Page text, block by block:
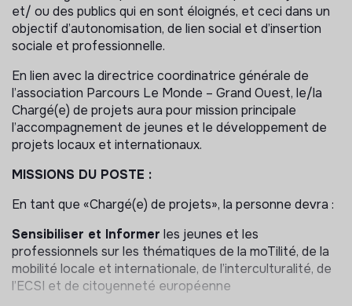
et/ ou des publics qui en sont éloignés, et ceci dans un
objectif d’autonomisation, de lien social et d’insertion
sociale et professionnelle.
En lien avec la directrice coordinatrice générale de
l’association Parcours Le Monde – Grand Ouest, le/la
Chargé(e) de projets aura pour mission principale
l’accompagnement de jeunes et le développement de
projets locaux et internationaux.
MISSIONS DU POSTE :
En tant que «Chargé(e) de projets», la personne devra :
Sensibiliser et Informer les jeunes et les
professionnels sur les thématiques de la moTilité, de la
mobilité locale et internationale, de l’interculturalité, de
l’ECSI et de citoyenneté européenne